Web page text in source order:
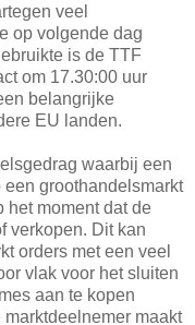
veel
op volgende dag
is de TTF
om 17.30:00 uur
belangrijke
EU landen.
waarbij een
groothandelsmarkt
het moment dat de
verkopen. Dit kan
orders met een veel
vlak voor het sluiten
aan te kopen
maakt